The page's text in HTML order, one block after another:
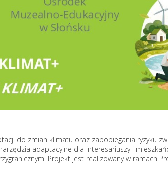
do zmian klimatu oraz zapobiegania ryzyku
adaptacyjne dla interesariuszy i
Projekt jest realizowany w ramach